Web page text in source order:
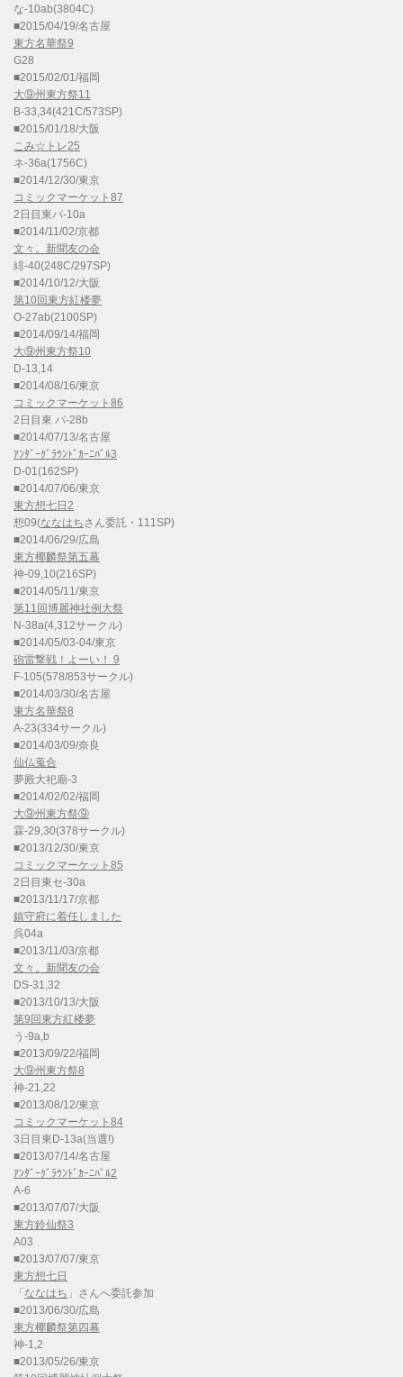
な-10ab(3804C)
■2015/04/19/名古屋
東方名華祭9
G28
■2015/02/01/福岡
大⑨州東方祭11
B-33,34(421C/573SP)
■2015/01/18/大阪
こみ☆トレ25
ネ-36a(1756C)
■2014/12/30/東京
コミックマーケット87
2日目東パ-10a
■2014/11/02/京都
文々。新聞友の会
緋-40(248C/297SP)
■2014/10/12/大阪
第10回東方紅楼夢
O-27ab(2100SP)
■2014/09/14/福岡
大⑨州東方祭10
D-13,14
■2014/08/16/東京
コミックマーケット86
2日目東 パ-28b
■2014/07/13/名古屋
ｱﾝﾀﾞｰｸﾞﾗｳﾝﾄﾞｶｰﾆﾊﾞﾙ3
D-01(162SP)
■2014/07/06/東京
東方想七日2
想09(ななはちさん委託・111SP)
■2014/06/29/広島
東方椰麟祭第五幕
神-09,10(216SP)
■2014/05/11/東京
第11回博麗神社例大祭
N-38a(4,312サークル)
■2014/05/03-04/東京
砲雷撃戦！よーい！ 9
F-105(578/853サークル)
■2014/03/30/名古屋
東方名華祭8
A-23(334サークル)
■2014/03/09/奈良
仙仏蒐合
夢殿大祀廟-3
■2014/02/02/福岡
大⑨州東方祭⑨
霖-29,30(378サークル)
■2013/12/30/東京
コミックマーケット85
2日目東セ-30a
■2013/11/17/京都
鎮守府に着任しました
呉04a
■2013/11/03/京都
文々。新聞友の会
DS-31,32
■2013/10/13/大阪
第9回東方紅楼夢
う-9a,b
■2013/09/22/福岡
大⑨州東方祭8
神-21,22
■2013/08/12/東京
コミックマーケット84
3日目東D-13a(当選!)
■2013/07/14/名古屋
ｱﾝﾀﾞｰｸﾞﾗｳﾝﾄﾞｶｰﾆﾊﾞﾙ2
A-6
■2013/07/07/大阪
東方鈴仙祭3
A03
■2013/07/07/東京
東方想七日
「 ななはち 」さんへ委託参加
■2013/06/30/広島
東方椰麟祭第四幕
神-1,2
■2013/05/26/東京